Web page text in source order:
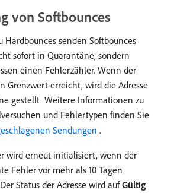
von Softbounces
Hardbounces senden Softbounces
sofort in Quarantäne, sondern
einen Fehlerzähler. Wenn der
Grenzwert erreicht, wird die Adresse
gestellt. Weitere Informationen zu
und Fehlertypen finden Sie
Sendungen .
wird erneut initialisiert, wenn der
Fehler vor mehr als 10 Tagen
Status der Adresse wird aufGültig